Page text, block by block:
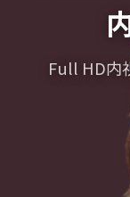
Full HD内